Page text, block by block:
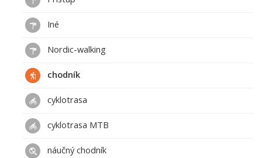
Iné
Nordic-walking
chodník
cyklotrasa
cyklotrasa MTB
náučný chodník